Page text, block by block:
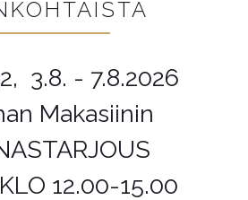
3.8. - 7.8.2026
Makasiinin
12.00-15.00